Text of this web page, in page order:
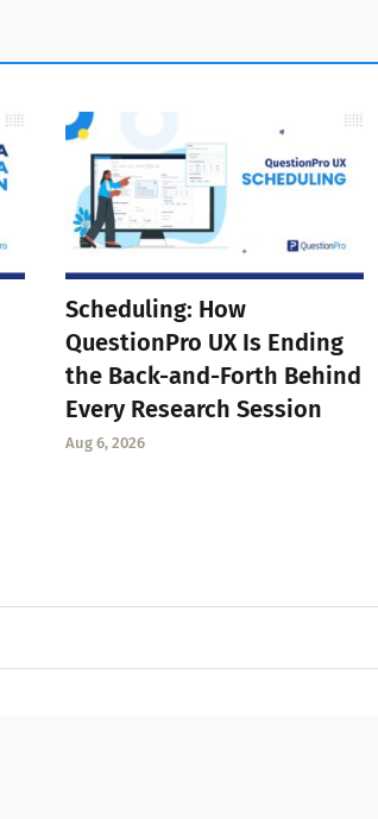
Scheduling: How
QuestionPro UX Is Ending
the Back-and-Forth Behind
Every Research Session
Aug 6, 2026